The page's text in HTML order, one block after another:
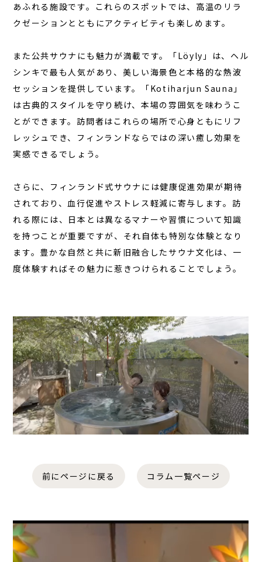
あふれる施設です。これらのスポットでは、高温のリラ
クゼーションとともにアクティビティも楽しめます。
また公共サウナにも魅力が満載です。「Löyly」は、ヘル
シンキで最も人気があり、美しい海景色と本格的な熱波
セッションを提供しています。「Kotiharjun Sauna」
は古典的スタイルを守り続け、本場の雰囲気を味わうこ
とができます。訪問者はこれらの場所で心身ともにリフ
レッシュでき、フィンランドならではの深い癒し効果を
実感できるでしょう。
さらに、フィンランド式サウナには健康促進効果が期待
されており、血行促進やストレス軽減に寄与します。訪
れる際には、日本とは異なるマナーや習慣について知識
を持つことが重要ですが、それ自体も特別な体験となり
ます。豊かな自然と共に新旧融合したサウナ文化は、一
度体験すればその魅力に惹きつけられることでしょう。
前にページに戻る コラム一覧ページ